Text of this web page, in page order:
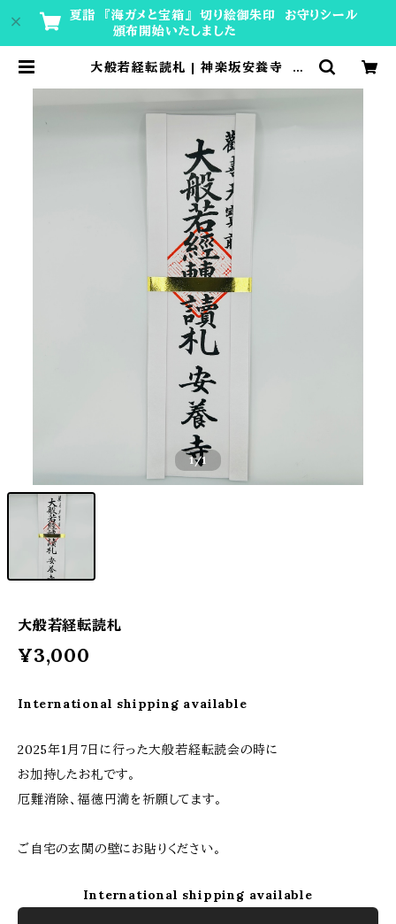
夏詣 『海ガメと宝箱』 切り絵御朱印 お守りシール
頒布開始いたしました
大般若経転読札 | 神楽坂安養寺 授
1/1
大般若経転読札
¥3,000
International shipping available
2025年1月7日に行った大般若経転読会の時に
お加持したお札です。
厄難消除、福徳円満を祈願してます。
ご自宅の玄関の壁にお貼りください。
International shipping available